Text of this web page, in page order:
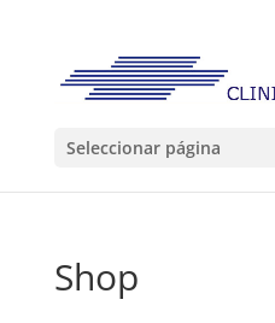
Seleccionar página
Shop